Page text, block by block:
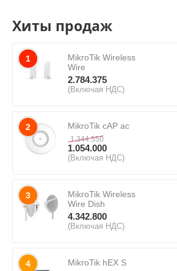
Хиты продаж
1
MikroTik Wireless
Wire
2.784.375
(Включая НДС)
2 MikroTik cAP ac
1.344.550
1.054.000
(Включая НДС)
3
MikroTik Wireless
Wire Dish
4.342.800
(Включая НДС)
4 MikroTik hEX S